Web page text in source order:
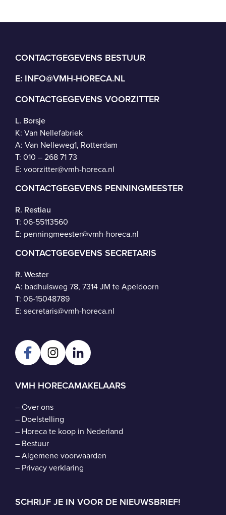
CONTACTGEGEVENS BESTUUR
E: INFO@VMH-HORECA.NL
CONTACTGEGEVENS VOORZITTER
L. Borsje
K: Van Nellefabriek
A: Van Nelleweg1, Rotterdam
T: 010 – 268 71 73
E: voorzitter@vmh-horeca.nl
CONTACTGEGEVENS PENNINGMEESTER
R. Restiau
T: 06-55113560
E: penningmeester@vmh-horeca.nl
CONTACTGEGEVENS SECRETARIS
R. Wester
A: badhuisweg 78, 7314 JM te Apeldoorn
T: 06-15048789
E: secretaris@vmh-horeca.nl
VMH HORECAMAKELAARS
–Over ons
– Doelstelling
– Horeca te koop in Nederland
– Bestuur
–Algemene voorwaarden
– Privacy verklaring
SCHRIJF JE IN VOOR DE NIEUWSBRIEF!